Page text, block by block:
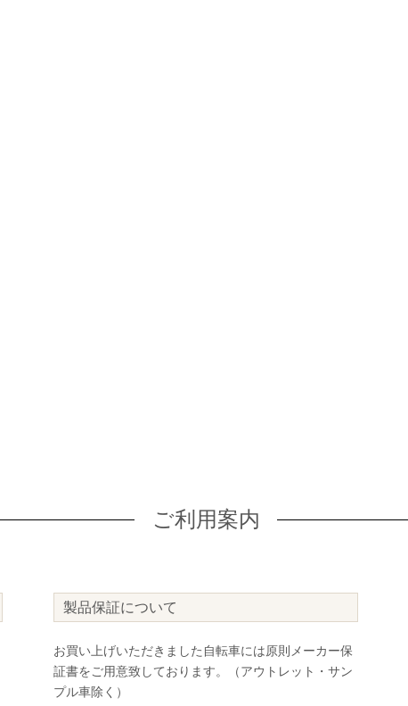
ご利用案内
製品保証について
お買い上げいただきました自転車には原則メーカー保
証書をご用意致しております。（アウトレット・サン
プル車除く）